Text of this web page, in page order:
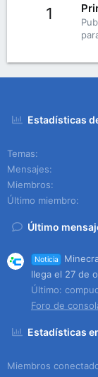
1
Estadísticas
Temas
Mensajes
Miembros
Último miembro
Último
Noticia
llega el 27 de
Último:
Foro de
Estadísticas
Miembros